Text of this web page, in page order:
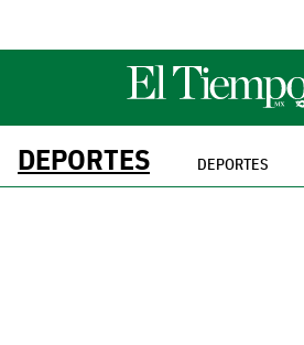
DEPORTES DEPORTES